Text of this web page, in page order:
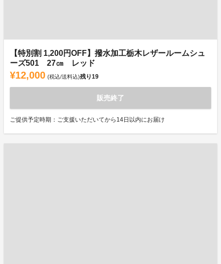
【特別割 1,200円OFF】撥水加工栃木レザールームシュ
ーズ501 27㎝ レッド
¥12,000 (税込/送料込)残り19
販売終了
ご提供予定時期：ご支援いただいてから14日以内にお届け